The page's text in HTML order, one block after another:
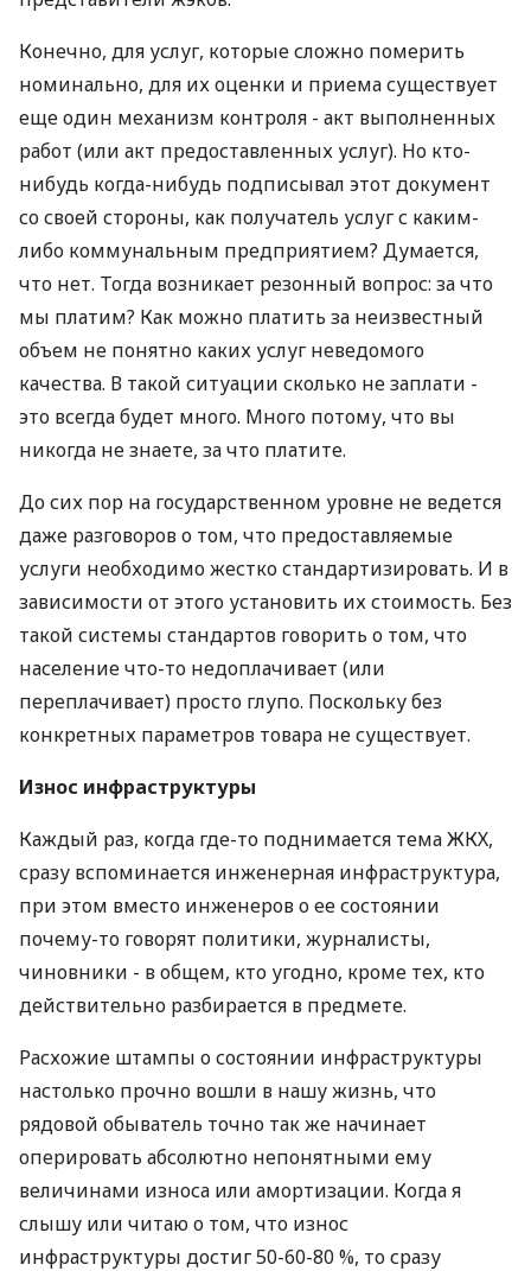
Конечно, для услуг, которые сложно померить
номинально, для их оценки и приема существует
еще один механизм контроля - акт выполненных
работ (или акт предоставленных услуг). Но кто-
нибудь когда-нибудь подписывал этот документ
со своей стороны, как получатель услуг с каким-
либо коммунальным предприятием? Думается,
что нет. Тогда возникает резонный вопрос: за что
мы платим? Как можно платить за неизвестный
объем не понятно каких услуг неведомого
качества. В такой ситуации сколько не заплати -
это всегда будет много. Много потому, что вы
никогда не знаете, за что платите.
До сих пор на государственном уровне не ведется
даже разговоров о том, что предоставляемые
услуги необходимо жестко стандартизировать. И в
зависимости от этого установить их стоимость. Без
такой системы стандартов говорить о том, что
население что-то недоплачивает (или
переплачивает) просто глупо. Поскольку без
конкретных параметров товара не существует.
Износ инфраструктуры
Каждый раз, когда где-то поднимается тема ЖКХ,
сразу вспоминается инженерная инфраструктура,
при этом вместо инженеров о ее состоянии
почему-то говорят политики, журналисты,
чиновники - в общем, кто угодно, кроме тех, кто
действительно разбирается в предмете.
Расхожие штампы о состоянии инфраструктуры
настолько прочно вошли в нашу жизнь, что
рядовой обыватель точно так же начинает
оперировать абсолютно непонятными ему
величинами износа или амортизации. Когда я
слышу или читаю о том, что износ
инфраструктуры достиг 50-60-80 %, то сразу